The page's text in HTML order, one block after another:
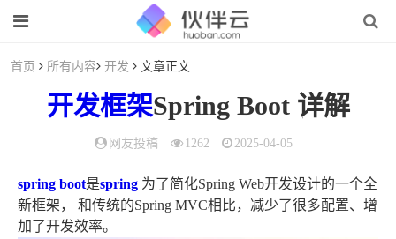
首页 所有内容 开发 文章正文
开发框架Spring Boot 详解
网友投稿 1262 2025-04-05
spring boot是spring 为了简化Spring Web开发设计的一个全
新框架， 和传统的Spring MVC相比，减少了很多配置、增
加了开发效率。